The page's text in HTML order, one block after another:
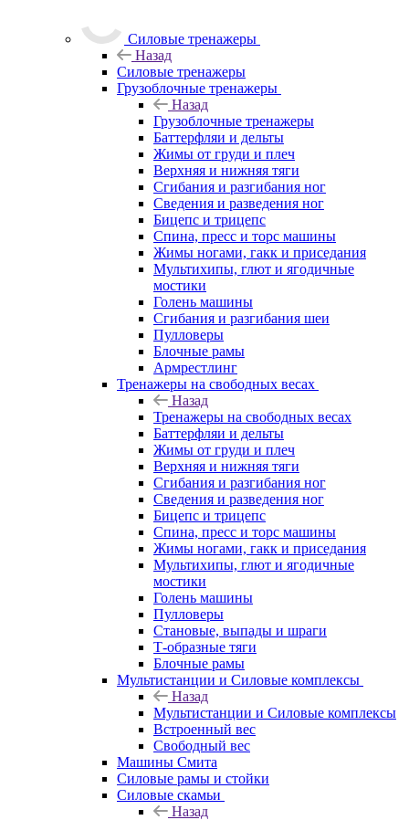
Силовые тренажеры
Назад
Силовые тренажеры
Грузоблочные тренажеры
Назад
Грузоблочные тренажеры
Баттерфляи и дельты
Жимы от груди и плеч
Верхняя и нижняя тяги
Сгибания и разгибания ног
Сведения и разведения ног
Бицепс и трицепс
Спина, пресс и торс машины
Жимы ногами, гакк и приседания
Мультихипы, глют и ягодичные
мостики
Голень машины
Сгибания и разгибания шеи
Пулловеры
Блочные рамы
Армрестлинг
Тренажеры на свободных весах
Назад
Тренажеры на свободных весах
Баттерфляи и дельты
Жимы от груди и плеч
Верхняя и нижняя тяги
Сгибания и разгибания ног
Сведения и разведения ног
Бицепс и трицепс
Спина, пресс и торс машины
Жимы ногами, гакк и приседания
Мультихипы, глют и ягодичные
мостики
Голень машины
Пулловеры
Становые, выпады и шраги
Т-образные тяги
Блочные рамы
Мультистанции и Силовые комплексы
Назад
Мультистанции и Силовые комплексы
Встроенный вес
Свободный вес
Машины Смита
Силовые рамы и стойки
Силовые скамьи
Назад